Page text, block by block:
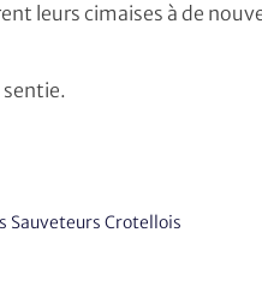
leurs cimaises à de
Sauveteurs Crotellois